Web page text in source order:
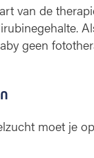
van de
geen
moet je